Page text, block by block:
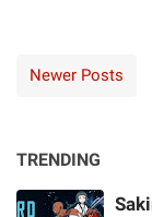
Newer Posts
TRENDING